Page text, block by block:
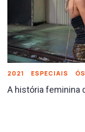
2021 ESPECIAIS
A história feminina